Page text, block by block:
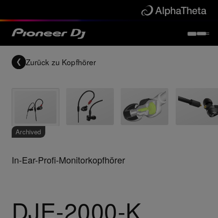
Zurück zu Kopfhörer
Archived
In-Ear-Profi-Monitorkopfhörer
DJE-2000-K